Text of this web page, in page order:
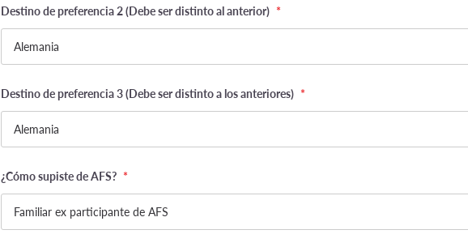
Destino de preferencia 2 (Debe ser distinto al anterior) *
Destino de preferencia 3 (Debe ser distinto a los anteriores) *
¿Cómo supiste de AFS? *